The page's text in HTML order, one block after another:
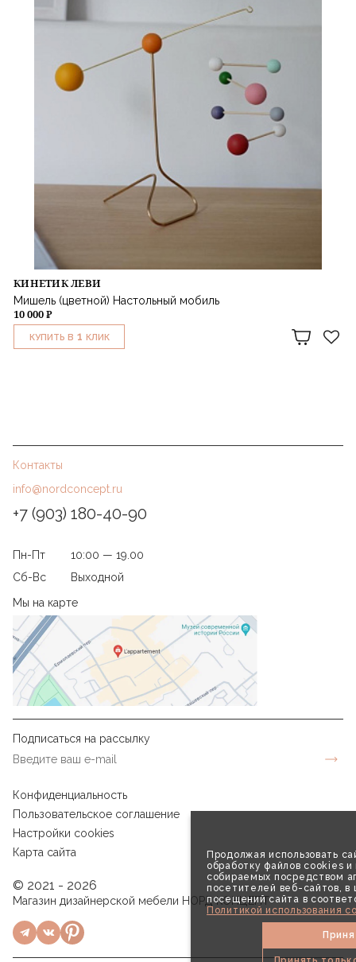
Продолжая использовать
обработку файлов cookies и
собираемых посредством
посетителей веб-сайтов, в
посещений сайта в
Политикой использования
КИНЕТИК ЛЕВИ
Мишель (цветной) Настольный мобиль
10 000 ₽
КУПИТЬ В 1 КЛИК
Контакты
info@nordconcept.ru
+7 (903) 180-40-90
Пн-Пт
10:00 — 19.00
Сб-Вс
Выходной
Мы на карте
Подписаться на рассылку
Конфиденциальность
Пользовательское соглашение
Настройки cookies
Карта сайта
© 2021 - 2026
Магазин дизайнерской мебели НОРД КОНЦЕПТ